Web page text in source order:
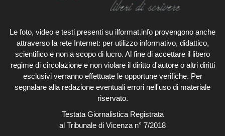
Le foto, video e testi presenti su ilformat.info provengono anche
attraverso la rete Internet: per utilizzo informativo, didattico,
scientifico e non a scopo di lucro. Al fine di accettare il libero
regime di circolazione e non violare il diritto d'autore o altri diritti
esclusivi verranno effettuate le opportune verifiche. Per
segnalare alla redazione eventuali errori nell'uso di materiale
riservato.
Testata Giornalistica Registrata
al Tribunale di Vicenza n° 7/2018